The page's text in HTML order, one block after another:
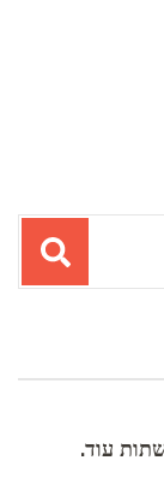
עוד.